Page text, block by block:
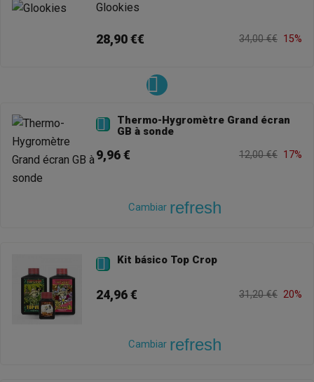
Glookies
28,90 €€ 34,00 €€ 15%

Thermo-Hygromètre Grand écran
GB à sonde
9,96 € 12,00 €€ 17%
Cambiar refresh
 Kit básico Top Crop
24,96 € 31,20 €€ 20%
Cambiar refresh